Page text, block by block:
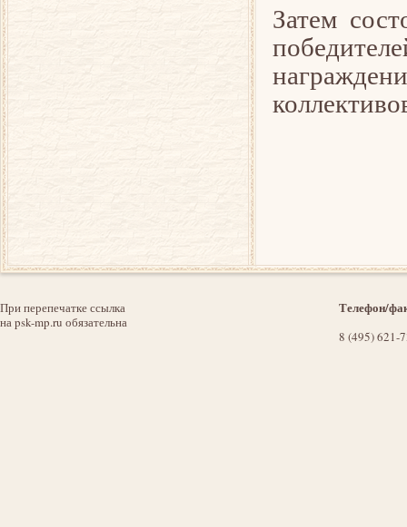
Затем
При перепечатке ссылка
на psk-mp.ru обязательна
Телефон/
8 (495) 621-